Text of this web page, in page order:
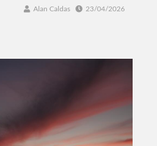
Alan Caldas 23/04/2026